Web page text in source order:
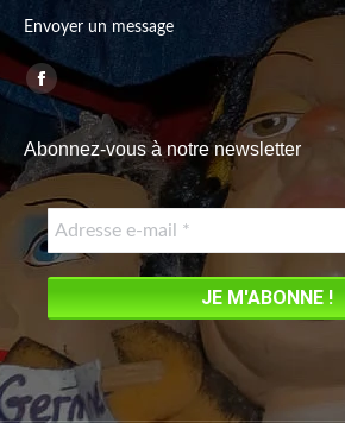
Envoyer un message
Trouvez nous sur :
Facebook
page
opens
in
new
window
Abonnez-vous à notre newsletter